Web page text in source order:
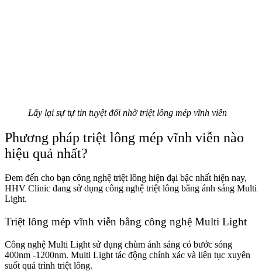
Lấy lại sự tự tin tuyệt đối nhờ triệt lông mép vĩnh viễn
Phương pháp triệt lông mép vĩnh viễn nào
hiệu quả nhất?
Đem đến cho bạn công nghệ triệt lông hiện đại bậc nhất hiện nay,
HHV Clinic đang sử dụng công nghệ triệt lông bằng ánh sáng Multi
Light.
Triệt lông mép vĩnh viễn bằng công nghệ Multi Light
Công nghệ Multi Light sử dụng chùm ánh sáng có bước sóng
400nm -1200nm. Multi Light tác động chính xác và liên tục xuyên
suốt quá trình triệt lông.